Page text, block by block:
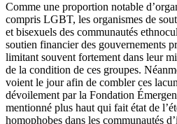
Comme une proportion notable
compris LGBT, les organismes de
et bisexuels des communautés
soutien financier des gouvernements
limitant souvent fortement dans leur
de la condition de ces groupes.
voient le jour afin de combler ces
dévoilement par la Fondation
mentionné plus haut qui fait état de
homophobes dans les communautés